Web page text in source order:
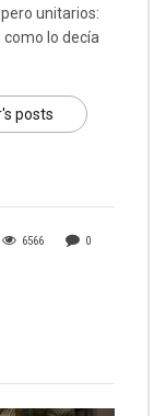
6566 0
unitarios:
como lo decía
posts